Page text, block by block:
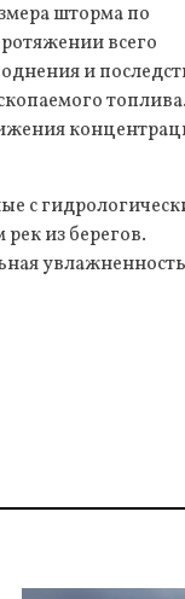
шторма по
всего
и
с
из берегов.
увлажненность